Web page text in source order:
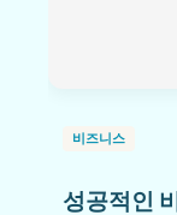
비즈니스
성공적인